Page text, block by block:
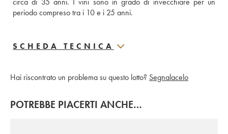
periodo compreso tra i 10 e i 25 anni.
SCHEDA TECNICA
Hai riscontrato un problema su questo lotto? Segnalacelo
POTREBBE PIACERTI ANCHE…